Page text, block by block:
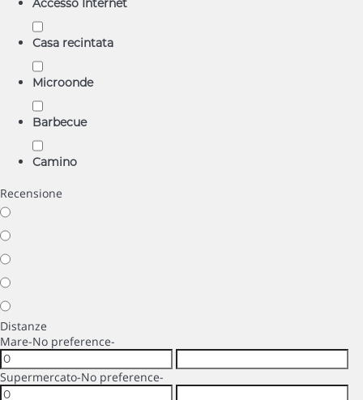
Accesso Internet
Casa recintata
Microonde
Barbecue
Camino
Recensione
Distanze
Mare-No preference-
Supermercato-No preference-